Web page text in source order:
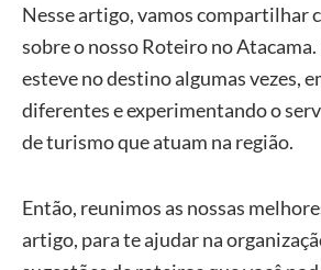
Nesse artigo, vamos compartilhar
sobre o nosso Roteiro no
esteve no destino algumas vezes,
diferentes e experimentando o
de turismo que atuam na região.
Então, reunimos as nossas
artigo, para te ajudar na